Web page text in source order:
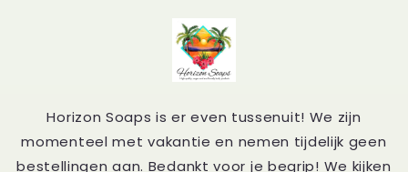
Horizon Soaps is er even tussenuit! We zijn
momenteel met vakantie en nemen tijdelijk geen
bestellingen aan. Bedankt voor je begrip! We kijken